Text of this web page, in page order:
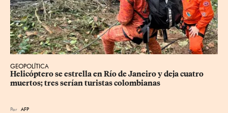
GEOPOLÍTICA
Helicóptero se estrella en Río de Janeiro y deja cuatro
muertos; tres serían turistas colombianas
Por AFP